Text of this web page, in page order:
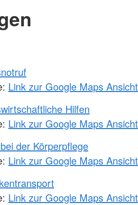
Link zur Google Maps Ansicht
Hilfen
Link zur Google Maps Ansicht
der Körperpflege
Link zur Google Maps Ansicht
Link zur Google Maps Ansicht